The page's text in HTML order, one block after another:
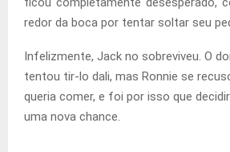
redor da boca por tentar soltar seu
Infelizmente, Jack no sobreviveu. O
tentou tir-lo dali, mas Ronnie se
queria comer, e foi por isso que
uma nova chance.